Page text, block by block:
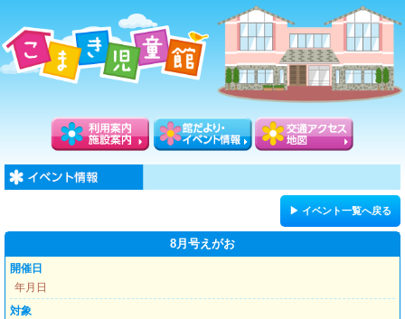
▶ イベント一覧へ戻る
8月号えがお
開催日
年月日
対象